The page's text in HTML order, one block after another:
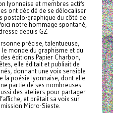
lyonnaise et membres actifs
ont décidé de se délocaliser
postalo-graphique du côté de
notre hommage spontané,
depuis GZ.
précise, talentueuse,
monde du graphisme et du
éditions Papier Charbon,
elle éditait et publiait de
donnant une voix sensible
la poésie lyonnaise, dont elle
partie de ses nombreuses
des ateliers pour partager
et prêtait sa voix sur
Micro-Sieste.